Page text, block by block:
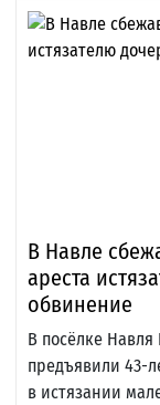
В Навле
ареста
обвинение
В посёлке Навля
предъявили 43-
в истязании